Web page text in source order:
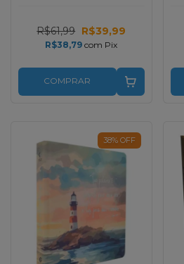
R$61,99 R$39,99
R$38,79com Pix
COMPRAR
38% OFF